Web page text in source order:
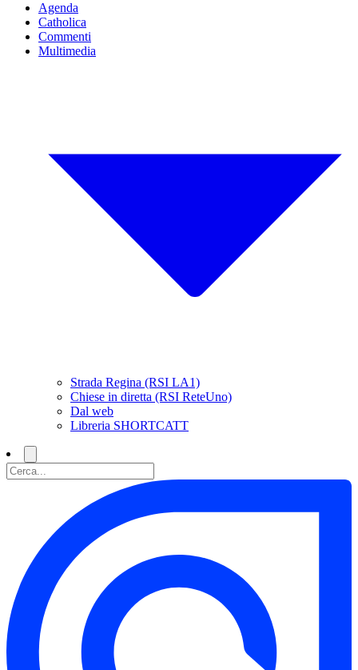
Agenda
Catholica
Commenti
Multimedia
Strada Regina (RSI LA1)
Chiese in diretta (RSI ReteUno)
Dal web
Libreria SHORTCATT